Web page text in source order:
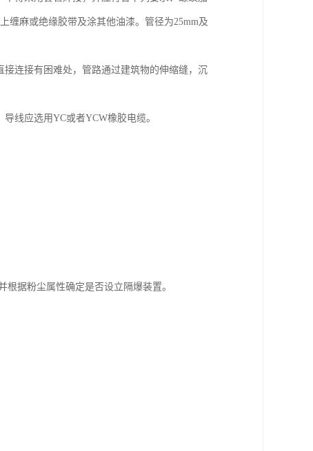
缠麻或绝缘胶带及涂其他油漆。管径为25mm及
接连接有困难处，管路通过建筑物的伸缩缝，沉
线应选用YC或者YCW橡胶电缆。
根据粉尘属性确定是否设立隔爆装置。